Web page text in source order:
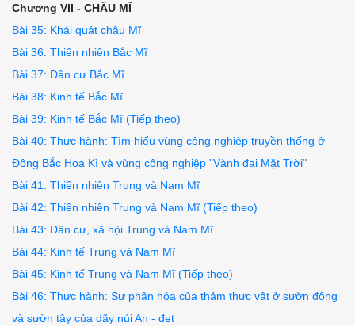
Chương VII - CHÂU MĨ
Bài 35: Khái quát châu Mĩ
Bài 36: Thiên nhiên Bắc Mĩ
Bài 37: Dân cư Bắc Mĩ
Bài 38: Kinh tế Bắc Mĩ
Bài 39: Kinh tế Bắc Mĩ (Tiếp theo)
Bài 40: Thực hành: Tìm hiểu vùng công nghiệp truyền thống ở
Đông Bắc Hoa Kì và vùng công nghiệp "Vành đai Mặt Trời"
Bài 41: Thiên nhiên Trung và Nam Mĩ
Bài 42: Thiên nhiên Trung và Nam Mĩ (Tiếp theo)
Bài 43: Dân cư, xã hội Trung và Nam Mĩ
Bài 44: Kinh tế Trung và Nam Mĩ
Bài 45: Kinh tế Trung và Nam Mĩ (Tiếp theo)
Bài 46: Thực hành: Sự phân hóa của thảm thực vật ở sườn đông
và sườn tây của dãy núi An - đet